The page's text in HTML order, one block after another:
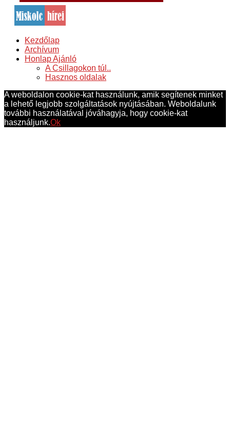
Kezdőlap
Archívum
Honlap Ajánló
A Csillagokon túl..
Hasznos oldalak
A weboldalon cookie-kat használunk, amik segítenek minket
a lehető legjobb szolgáltatások nyújtásában. Weboldalunk
további használatával jóváhagyja, hogy cookie-kat
használjunk.Ok